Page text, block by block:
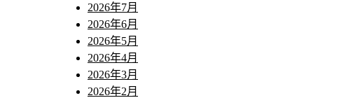
2026年7月
2026年6月
2026年5月
2026年4月
2026年3月
2026年2月